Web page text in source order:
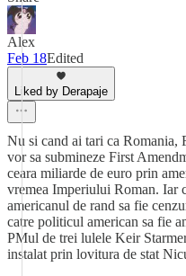
Alex
Feb 18Edited
Liked by Derapaje
Nu si cand ai tari ca Romania,
vor sa submineze First
ceara miliarde de euro prin
vremea Imperiului Roman. Iar
americanul de rand sa fie
catre politicul american sa fie
PMul de trei lulele Keir
instalat prin lovitura de stat